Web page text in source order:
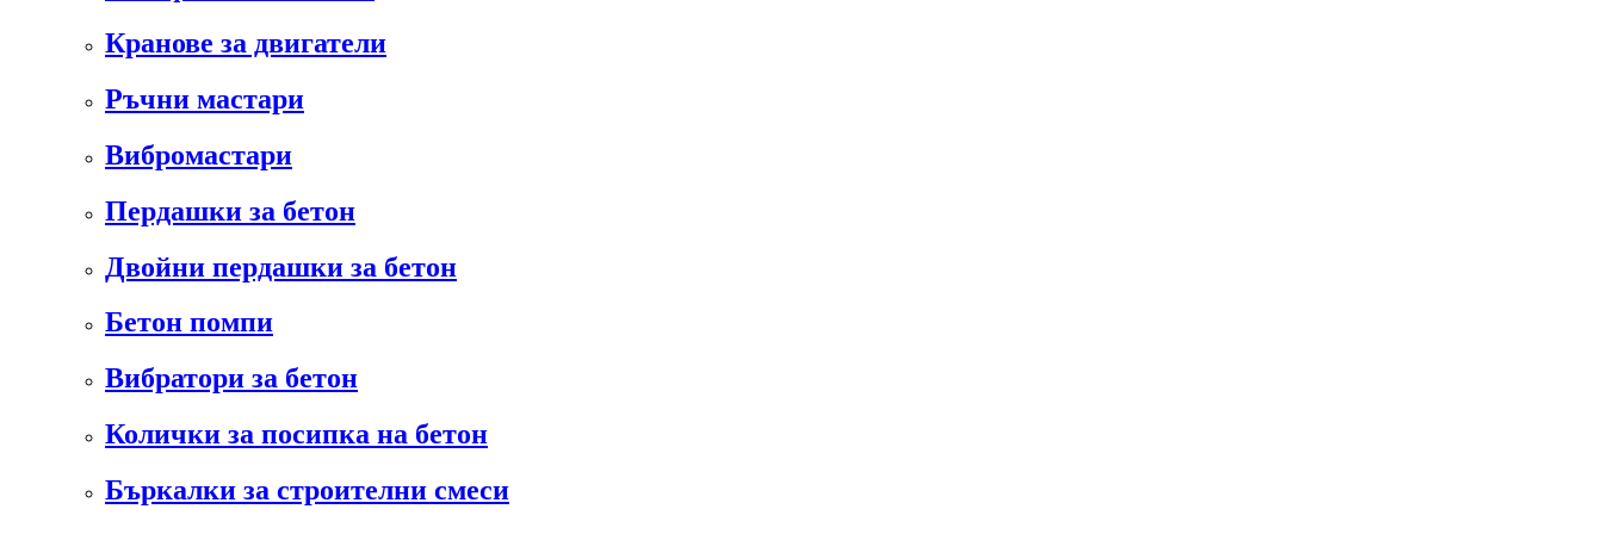
Кранове за двигатели
Ръчни мастари
Вибромастари
Пердашки за бетон
Двойни пердашки за бетон
Бетон помпи
Вибратори за бетон
Колички за посипка на бетон
Бъркалки за строителни смеси